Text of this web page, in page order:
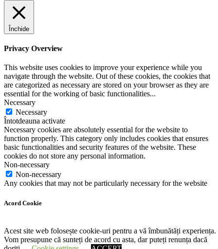
Acord Cookie
Acest site web folosește cookie-uri pentru a vă îmbunătăți experiența.
Vom presupune că sunteți de acord cu asta, dar puteți renunța dacă
Închide
Privacy Overview
This website uses cookies to improve your experience while you
navigate through the website. Out of these cookies, the cookies that
are categorized as necessary are stored on your browser as they are
essential for the working of basic functionalities...
Necessary
Necessary
Întotdeauna activate
Necessary cookies are absolutely essential for the website to
function properly. This category only includes cookies that ensures
basic functionalities and security features of the website. These
cookies do not store any personal information.
Non-necessary
Non-necessary
Any cookies that may not be particularly necessary for the website
analytics, ads, other embedded contents are termed as non-necessary
SALVEAZĂ ȘI ACCEPTĂ